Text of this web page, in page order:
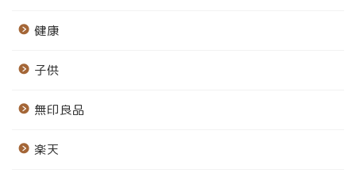
健康
子供
無印良品
楽天